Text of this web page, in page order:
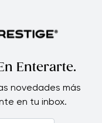
Enterarte.
novedades más
en tu inbox.